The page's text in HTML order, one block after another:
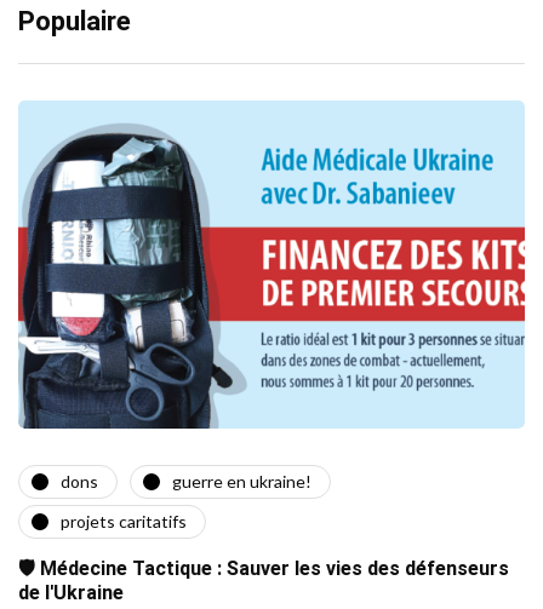
Populaire
dons
guerre en ukraine!
projets caritatifs
🛡️ Médecine Tactique : Sauver les vies des défenseurs
de l'Ukraine